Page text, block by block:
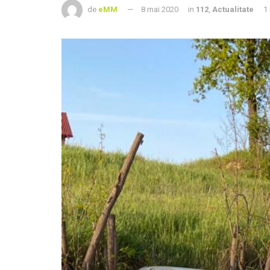
de eMM 8 mai 2020 in 112, Actualitate 1